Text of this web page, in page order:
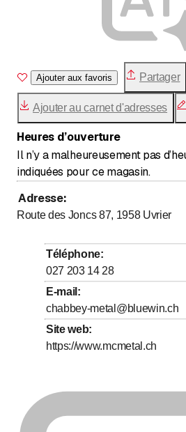
vitrages sur mesure en
escaliers et balustrades robustes.
machines moderne, incluant des
conception 3D, l'entreprise
l'idée à la réalisation. Elle se
son engagement écologique,
solaire de 1000 m² sur le toit de
Ajouter aux favoris Partager
Ajouter au carnet d'adresses
Heures d’ouverture
Il n’y a malheureusement pas
indiquées pour ce magasin.
Adresse:
Route des Joncs 87, 1958 Uvrier
Téléphone:
027 203 14 28
E-mail :
chabbey-metal@bluewin.ch
Site web:
https://www.mcmetal.ch